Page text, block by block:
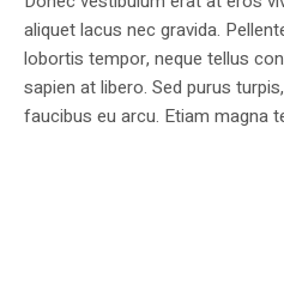
aliquet lacus nec gravida.
lobortis tempor, neque tellus
sapien at libero. Sed purus
faucibus eu arcu. Etiam magna